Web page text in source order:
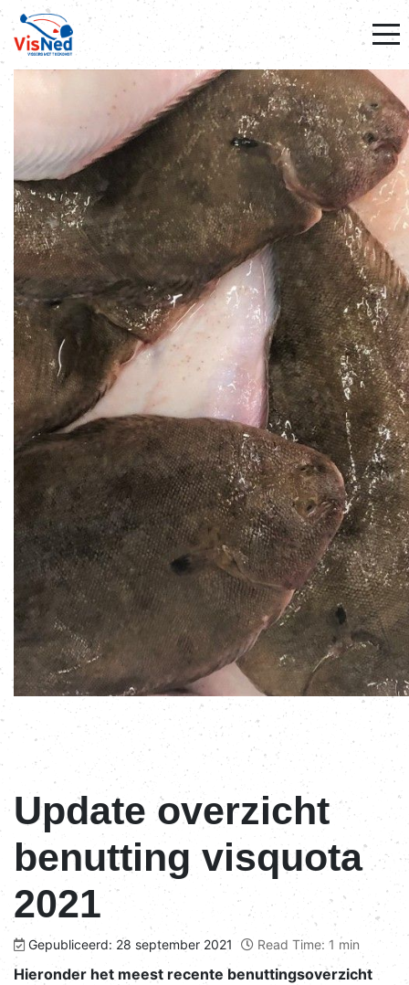
Update overzicht
benutting visquota
2021
Gepubliceerd: 28 september 2021 Read Time: 1 min
Hieronder het meest recente benuttingsoverzicht